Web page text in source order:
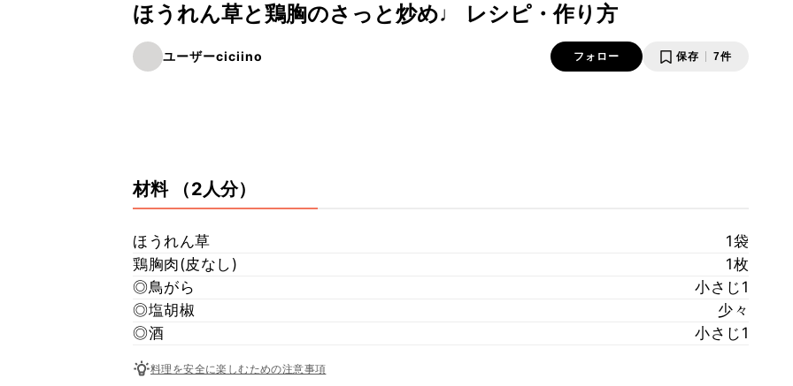
ほうれん草と鶏胸のさっと炒め♩ レシピ・作り方
ユーザーciciino フォロー 保存 7件
材料 （2人分）
ほうれん草
1袋
鶏胸肉(皮なし)
1枚
◎鳥がら
小さじ1
◎塩胡椒
少々
◎酒
小さじ1
料理を安全に楽しむための注意事項